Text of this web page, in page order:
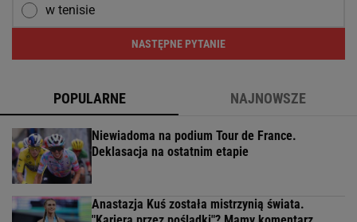
w tenisie
NASTĘPNE PYTANIE
POPULARNE NAJNOWSZE
Niewiadoma na podium Tour de France.
Deklasacja na ostatnim etapie
Anastazja Kuś została mistrzynią świata.